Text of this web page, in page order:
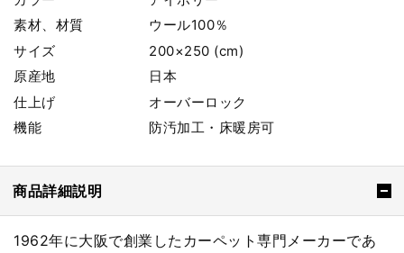
素材、材質
ウール100％
サイズ
200×250 (cm)
原産地
日本
仕上げ
オーバーロック
機能
防汚加工・床暖房可
商品詳細説明
1962年に大阪で創業したカーペット専門メーカーであ